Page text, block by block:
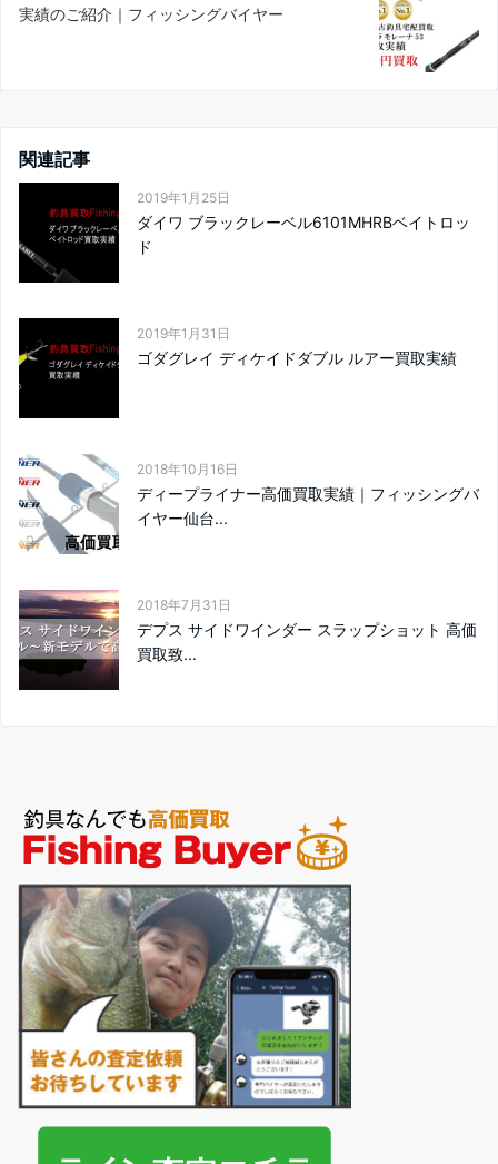
実績のご紹介｜フィッシングバイヤー
関連記事
2019年1月25日
ダイワ ブラックレーベル6101MHRBベイトロッ
ド
2019年1月31日
ゴダグレイ ディケイドダブル ルアー買取実績
2018年10月16日
ディープライナー高価買取実績｜フィッシングバ
イヤー仙台...
2018年7月31日
デプス サイドワインダー スラップショット 高価
買取致...